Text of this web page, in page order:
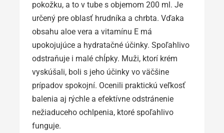
pokožku, a to v tube s objemom 200 ml. Je
určený pre oblasť hrudníka a chrbta. Vďaka
obsahu aloe vera a vitamínu E má
upokojujúce a hydratačné účinky. Spoľahlivo
odstraňuje i malé chĺpky. Muži, ktorí krém
vyskúšali, boli s jeho účinky vo väčšine
prípadov spokojní. Ocenili praktickú veľkosť
balenia aj rýchle a efektívne odstránenie
nežiaduceho ochlpenia, ktoré spoľahlivo
funguje.